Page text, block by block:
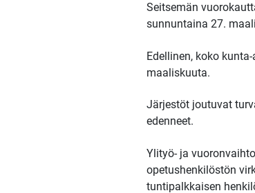
Seitsemän
sunnuntaina 27.
Edellinen, koko
maaliskuuta.
Järjestöt joutuvat
edenneet.
Ylityö- ja
opetushenkilöstön
tuntipalkkaisen